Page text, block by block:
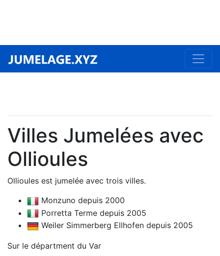
Villes Jumelées avec
Ollioules
Ollioules est jumelée avec trois villes.
Monzuno depuis 2000
Porretta Terme depuis 2005
Weiler Simmerberg Ellhofen depuis 2005
Sur le départment du Var